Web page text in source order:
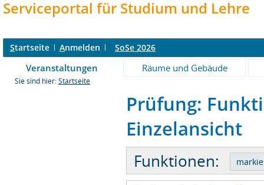
Serviceportal für Studium und Lehre
Startseite Anmelden SoSe 2026
Veranstaltungen Räume und Gebäude
Sie sind hier: Startseite
Prüfung:
Einzelansicht
Funktionen: